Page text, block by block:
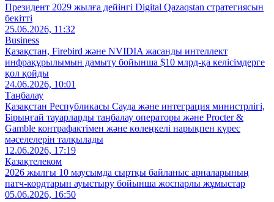
Президент 2029 жылға дейінгі Digital Qazaqstan стратегиясын
бекітті
25.06.2026, 11:32
Business
Қазақстан, Firebird және NVIDIA жасанды интеллект
инфрақұрылымын дамыту бойынша $10 млрд-қа келісімдерге
қол қойды
24.06.2026, 10:01
Таңбалау
Қазақстан Республикасы Сауда және интеграция министрлігі,
Бірыңғай тауарларды таңбалау операторы және Procter &
Gamble контрафактімен және көлеңкелі нарықпен күрес
мәселелерін талқылады
12.06.2026, 17:19
Қазақтелеком
2026 жылғы 10 маусымда сыртқы байланыс арналарының
патч-кордтарын ауыстыру бойынша жоспарлы жұмыстар
05.06.2026, 16:50